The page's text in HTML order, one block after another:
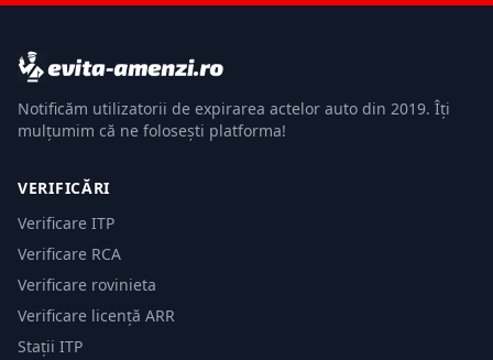
Notificăm utilizatorii de expirarea actelor auto din 2019. Îți
mulțumim că ne folosești platforma!
VERIFICĂRI
Verificare ITP
Verificare RCA
Verificare rovinieta
Verificare licență ARR
Stații ITP